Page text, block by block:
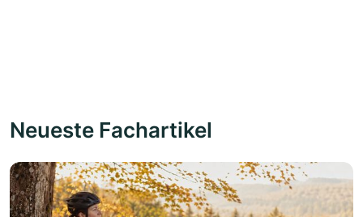
Neueste Fachartikel